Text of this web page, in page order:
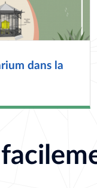
dans la